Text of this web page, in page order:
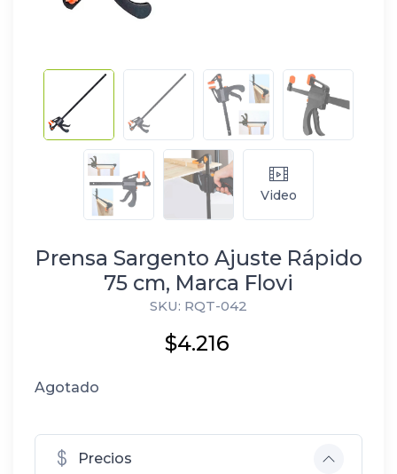
Video
Prensa Sargento Ajuste Rápido
75 cm, Marca Flovi
SKU: RQT-042
$4.216
Agotado
Precios